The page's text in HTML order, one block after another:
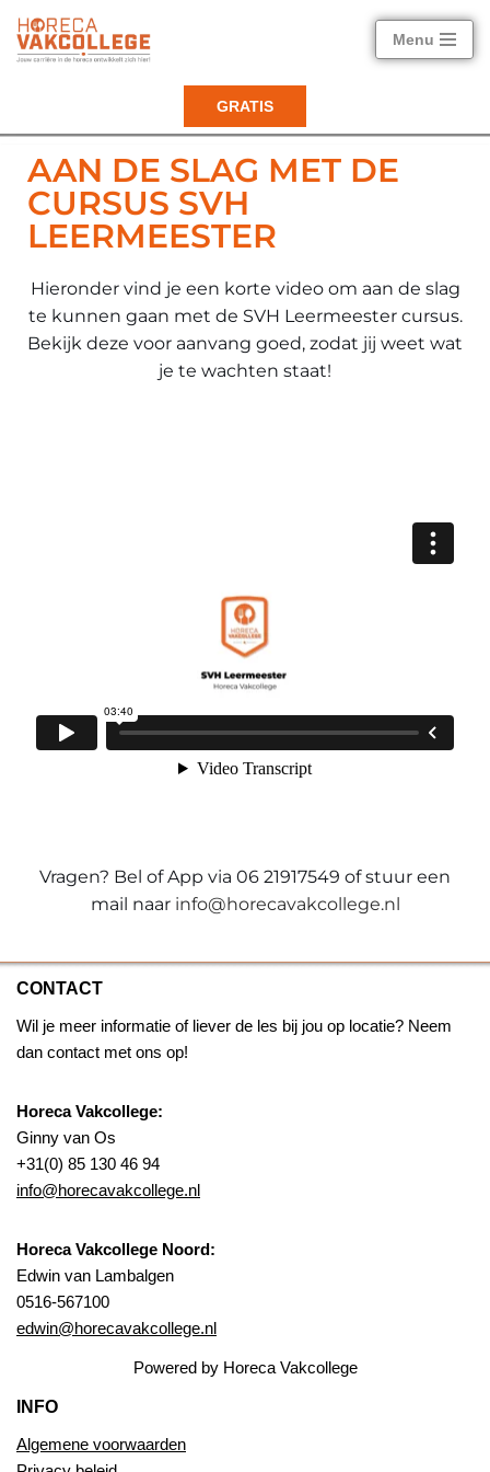
Ga
inhoud
Menu
GRATIS
AAN DE SLAG MET DE
CURSUS SVH
LEERMEESTER
Hieronder vind je een korte video om aan de slag
te kunnen gaan met de SVH Leermeester cursus.
Bekijk deze voor aanvang goed, zodat jij weet wat
je te wachten staat!
Vragen? Bel of App via 06 21917549 of stuur een
mail naar info@horecavakcollege.nl
CONTACT
Wil je meer informatie of liever de les bij jou op locatie? Neem
dan contact met ons op!
Horeca Vakcollege:
Ginny van Os
+31(0) 85 130 46 94
info@horecavakcollege.nl
Horeca Vakcollege Noord:
Edwin van Lambalgen
0516-567100
edwin@horecavakcollege.nl
Powered by Horeca Vakcollege
INFO
Algemene voorwaarden